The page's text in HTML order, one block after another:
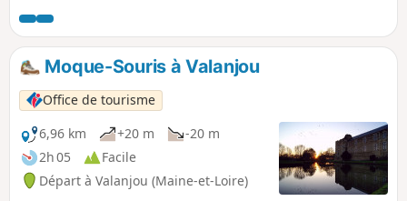
de l’Anjou, au même titre que son voisin le Bois de la
Frappinière.
Moque-Souris à Valanjou
Office de tourisme
6,96 km
+20 m
-20 m
2h 05
Facile
Départ à Valanjou (Maine-et-Loire)